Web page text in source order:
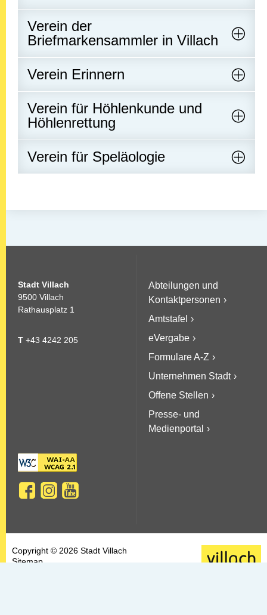
Verein der
Briefmarkensammler in Villach
Verein Erinnern
Verein für Höhlenkunde und
Höhlenrettung
Verein für Speläologie
Stadt Villach
9500 Villach
Rathausplatz 1
T +43 4242 205
Abteilungen und
Kontaktpersonen
Amtstafel
eVergabe
Formulare A-Z
Unternehmen Stadt
Offene Stellen
Presse- und
Medienportal
Copyright © 2026 Stadt Villach
Sitemap